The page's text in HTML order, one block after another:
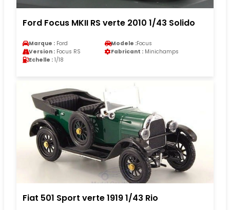
Ford Focus MKII RS verte 2010 1/43 Solido
Marque : Ford Modele :Focus
Version : Focus RS Fabricant : Minichamps
Echelle : 1/18
Fiat 501 Sport verte 1919 1/43 Rio